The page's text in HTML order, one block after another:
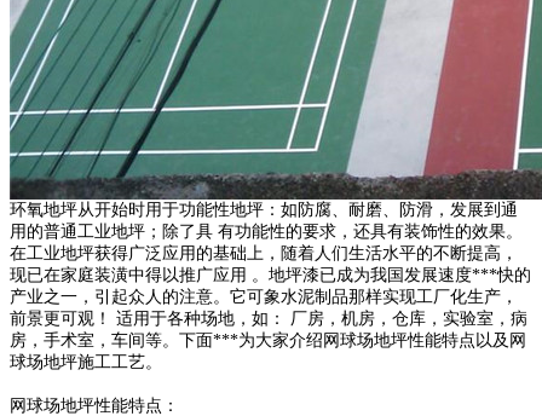
环氧地坪从开始时用于功能性地坪：如防腐、耐磨、防滑，发展到通
用的普通工业地坪；除了具 有功能性的要求，还具有装饰性的效果。
在工业地坪获得广泛应用的基础上，随着人们生活水平的不断提高，
现已在家庭装潢中得以推广应用 。地坪漆已成为我国发展速度***快的
产业之一，引起众人的注意。它可象水泥制品那样实现工厂化生产，
前景更可观！ 适用于各种场地，如： 厂房，机房，仓库，实验室，病
房，手术室，车间等。下面***为大家介绍网球场地坪性能特点以及网
球场地坪施工工艺。
网球场地坪性能特点：